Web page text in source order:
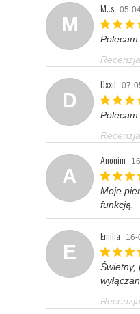
M
M..s 05-
Polecam
D
Dxxd 07-
A
Anonim
Moje
funkcją.
E
Emilia 16-
Świetny,